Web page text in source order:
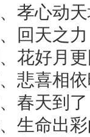
孝心动
回天之力
花好月
悲喜相
春天到了
生命出